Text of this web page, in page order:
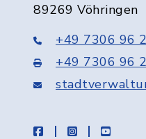
89269 Vöhringen
+49 7306 96
+49 7306 96
facebookinstagramyoutube